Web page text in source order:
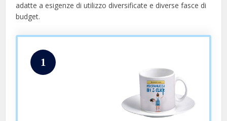
adatte a esigenze di utilizzo diversificate e diverse fasce di
budget.
1